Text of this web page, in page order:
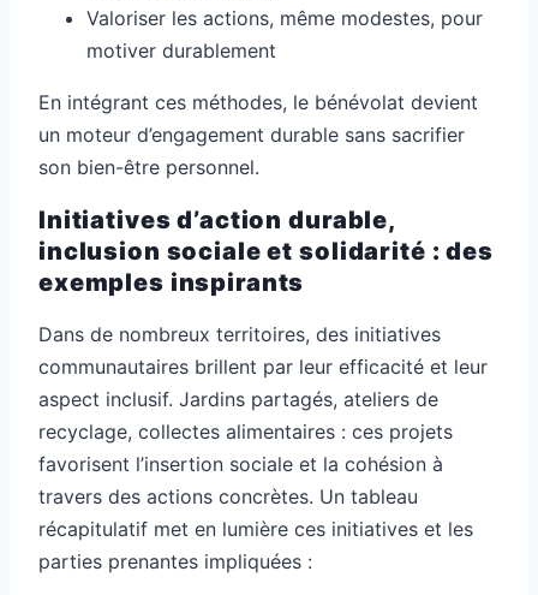
Valoriser les actions, même modestes, pour
motiver durablement
En intégrant ces méthodes, le bénévolat devient
un moteur d’engagement durable sans sacrifier
son bien-être personnel.
Initiatives d’action durable,
inclusion sociale et solidarité : des
exemples inspirants
Dans de nombreux territoires, des initiatives
communautaires brillent par leur efficacité et leur
aspect inclusif. Jardins partagés, ateliers de
recyclage, collectes alimentaires : ces projets
favorisent l’insertion sociale et la cohésion à
travers des actions concrètes. Un tableau
récapitulatif met en lumière ces initiatives et les
parties prenantes impliquées :